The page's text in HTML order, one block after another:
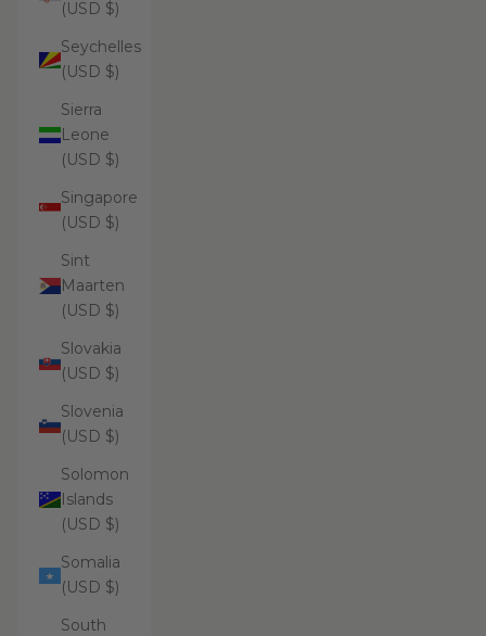
(USD $)
Seychelles
(USD $)
Sierra
Leone
(USD $)
Singapore
(USD $)
Sint
Maarten
(USD $)
Slovakia
(USD $)
Slovenia
(USD $)
Solomon
Islands
(USD $)
Somalia
(USD $)
South